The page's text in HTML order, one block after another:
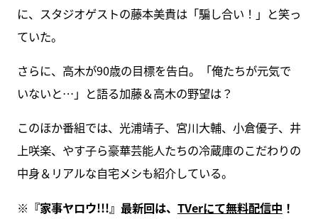
に、スタジオゲストの藤本美貴は「騙し合い！」と笑っ
ていた。
さらに、高木が90歳の目標を告白。「俺たちが元気で
いないと…」と語る加藤＆高木の野望は？
このほか番組では、光浦靖子、宮川大輔、小倉優子、井
上咲楽、やす子ら豪華芸能人たちの冷蔵庫のこだわりの
中身＆リアルな自宅メシも紹介している。
※『家事ヤロウ!!!』最新回は、 TVerにて無料配信中 ！